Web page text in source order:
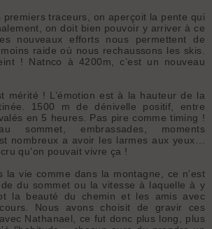
premiers traceurs, on aperçoit la pente qui
on doit bien pouvoir y arriver à ce
nouveaux efforts nous permettent de
raide où nous rechaussons les skis.
! Natnco à 4200m, c’est un nouveau
mérité ! L’émotion est à la hauteur de la
1500 m de dénivelle positif, entre
en 5 heures. Pas pire comme timing !
sommet, embrassades, moments
nombreux a avoir les larmes aux yeux…
qu’on pouvait vivre ça !
la vie comme dans la montagne, ce n’est
du sommet ou la vitesse à laquelle à y
la beauté du chemin et les amis avec
Nous avons choisit de gravir ces
Nathanael, ce fut donc plus long, plus